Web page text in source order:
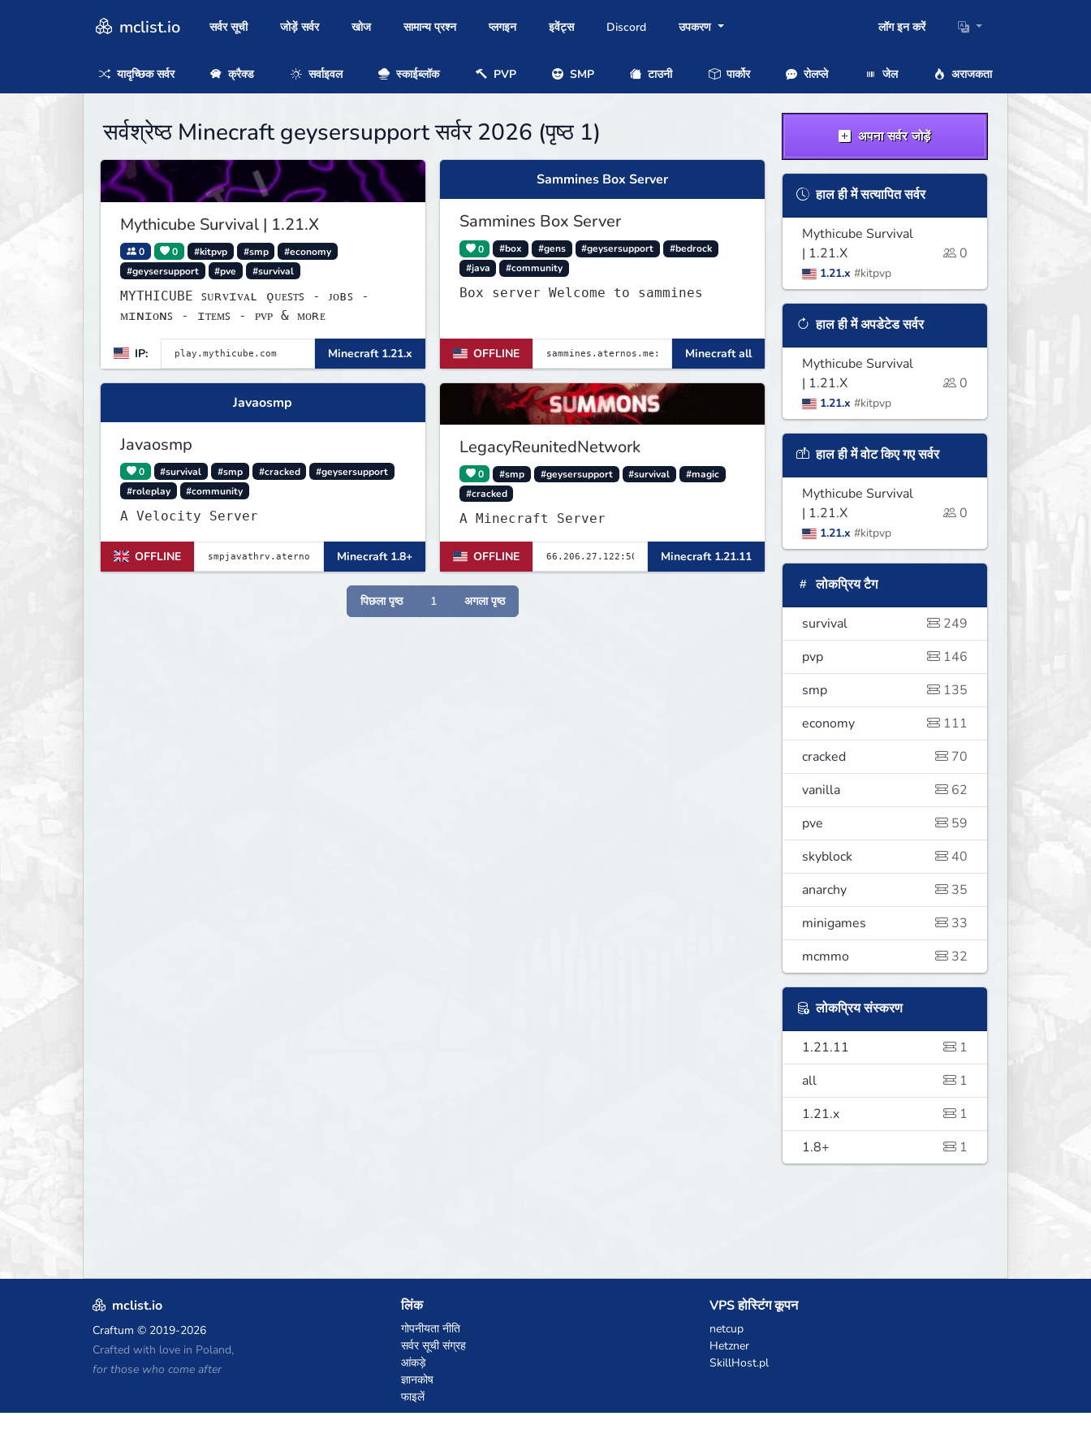
mclist.io सर्वर सूची जोड़ें सर्वर खोज सामान्य प्रश्न प्लगइन इवेंट्स Discord उपकरण लॉग इन करें
यादृच्छिक सर्वर क्रैक्ड सर्वाइवल स्काईब्लॉक PVP SMP टाउनी पार्कोर रोलप्ले जेल अराजकता
सर्वश्रेष्ठ Minecraft geysersupport सर्वर 2026 (पृष्ठ 1)
Mythicube Survival | 1.21.X
0 0 #kitpvp #smp
#economy
#geysersupport
#pve #survival
MYTHICUBE ꜱᴜʀᴠɪᴠᴀʟ ǫᴜᴇꜱᴛꜱ - ᴊᴏʙꜱ -
ᴍɪɴɪᴏɴꜱ - ɪᴛᴇᴍꜱ - ᴘᴠᴘ & ᴍᴏʀᴇ
IP: Minecraft 1.21.x
Sammines Box Server
Sammines Box Server
0 #box #gens #geysersupport
#bedrock
#java
#community
Box server Welcome to sammines
OFFLINE Minecraft all
Javaosmp
Javaosmp
0 #survival #smp #cracked
#geysersupport
#roleplay
#community
A Velocity Server
OFFLINE Minecraft 1.8+
LegacyReunitedNetwork
0 #smp #geysersupport #survival
#magic
#cracked
A Minecraft Server
OFFLINE Minecraft 1.21.11
पिछला पृष्ठ 1 अगला पृष्ठ
अपना सर्वर जोड़ें
हाल ही में सत्यापित सर्वर
Mythicube Survival
| 1.21.X
1.21.x #kitpvp
0
हाल ही में अपडेटेड सर्वर
Mythicube Survival
| 1.21.X
1.21.x #kitpvp
0
हाल ही में वोट किए गए सर्वर
Mythicube Survival
| 1.21.X
1.21.x #kitpvp
0
लोकप्रिय टैग
survival
249
pvp
146
smp
135
economy
111
cracked
70
vanilla
62
pve
59
skyblock
40
anarchy
35
minigames
33
mcmmo
32
लोकप्रिय संस्करण
1.21.11
1
all
1
1.21.x
1
1.8+
1
mclist.io
Craftum © 2019-2026
Crafted with love in Poland,
for those who come after
लिंक
गोपनीयता नीति
सर्वर सूची संग्रह
आंकड़े
ज्ञानकोष
फाइलें
VPS होस्टिंग कूपन
netcup
Hetzner
SkillHost.pl